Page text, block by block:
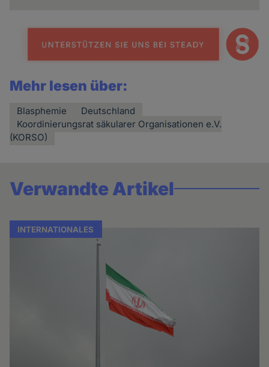
Mehr lesen über:
Blasphemie
Deutschland
Koordinierungsrat säkularer Organisationen e.V.
(KORSO)
Verwandte Artikel
INTERNATIONALES